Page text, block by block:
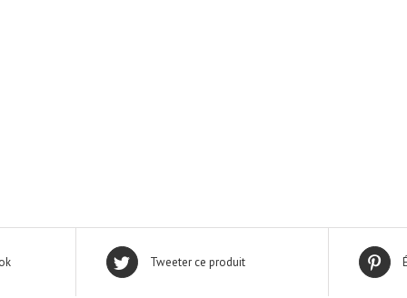
Tweeter ce produit